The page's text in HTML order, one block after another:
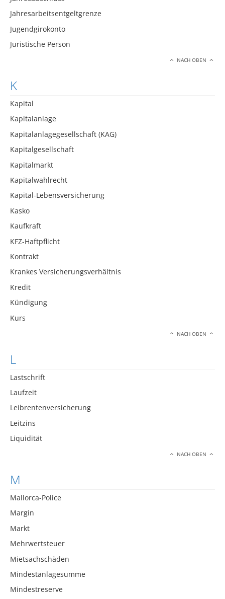
Jahresarbeitsentgeltgrenze
Jugendgirokonto
Juristische Person
NACH OBEN
K
Kapital
Kapitalanlage
Kapitalanlagegesellschaft (KAG)
Kapitalgesellschaft
Kapitalmarkt
Kapitalwahlrecht
Kapital-Lebensversicherung
Kasko
Kaufkraft
KFZ-Haftpflicht
Kontrakt
Krankes Versicherungsverhältnis
Kredit
Kündigung
Kurs
NACH OBEN
L
Lastschrift
Laufzeit
Leibrentenversicherung
Leitzins
Liquidität
NACH OBEN
M
Mallorca-Police
Margin
Markt
Mehrwertsteuer
Mietsachschäden
Mindestanlagesumme
Mindestreserve